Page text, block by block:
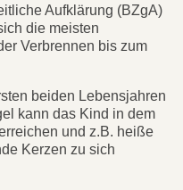
Aufklärung (BZgA)
die meisten
Verbrennen bis zum
beiden Lebensjahren
kann das Kind in dem
und z.B. heiße
Kerzen zu sich